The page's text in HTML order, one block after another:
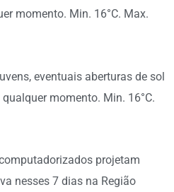
momento. Min. 16°C. Max.
eventuais aberturas de sol
momento. Min. 16°C.
projetam
nesses 7 dias na Região